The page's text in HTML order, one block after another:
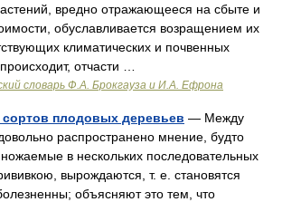
вредно отражающееся на сбыте и
обуславливается возращением их
климатических и почвенных
отчасти …
словарь Ф.А. Брокгауза и И.А. Ефрона
плодовых деревьев — Между
распространено мнение, будто
в нескольких последовательных
вырождаются, т. е. становятся
объясняют это тем, что